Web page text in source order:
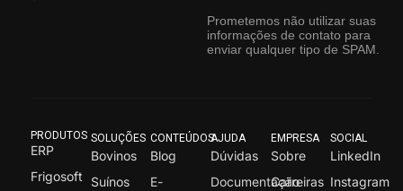
Prometemos não utilizar suas
informações de contato para
enviar qualquer tipo de SPAM.
PRODUTOS
ERP
Frigosoft
SOLUÇÕES
Bovinos
Suínos
CONTEÚDOS
Blog
E-
AJUDA
Dúvidas
Documentação
EMPRESA
Sobre
Carreiras
SOCIAL
LinkedIn
Instagram